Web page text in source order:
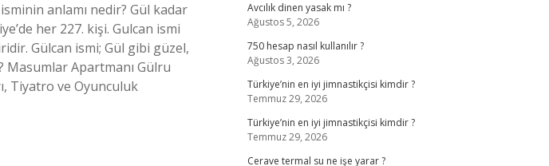
anlamı nedir? Gül kadar
her 227. kişi. Gulcan ismi
Gülcan ismi; Gül gibi güzel,
Masumlar Apartmanı Gülru
Tiyatro ve Oyunculuk
Avcılık dinen yasak mı ?
Ağustos 5, 2026
750 hesap nasıl kullanılır ?
Ağustos 3, 2026
Türkiye’nin en iyi jimnastikçisi kimdir ?
Temmuz 29, 2026
Türkiye’nin en iyi jimnastikçisi kimdir ?
Temmuz 29, 2026
Cerave termal su ne işe yarar ?